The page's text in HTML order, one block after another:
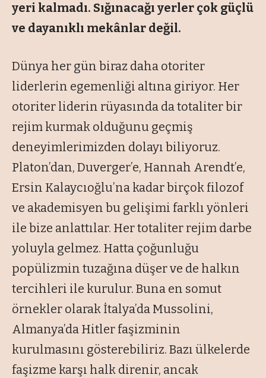
yeri kalmadı. Sığınacağı yerler çok güçlü
ve dayanıklı mekânlar değil.
Dünya her gün biraz daha otoriter
liderlerin egemenliği altına giriyor. Her
otoriter liderin rüyasında da totaliter bir
rejim kurmak olduğunu geçmiş
deneyimlerimizden dolayı biliyoruz.
Platon’dan, Duverger’e, Hannah Arendt’e,
Ersin Kalaycıoğlu’na kadar birçok filozof
ve akademisyen bu gelişimi farklı yönleri
ile bize anlattılar. Her totaliter rejim darbe
yoluyla gelmez. Hatta çoğunluğu
popülizmin tuzağına düşer ve de halkın
tercihleri ile kurulur. Buna en somut
örnekler olarak İtalya’da Mussolini,
Almanya’da Hitler faşizminin
kurulmasını gösterebiliriz. Bazı ülkelerde
faşizme karşı halk direnir, ancak